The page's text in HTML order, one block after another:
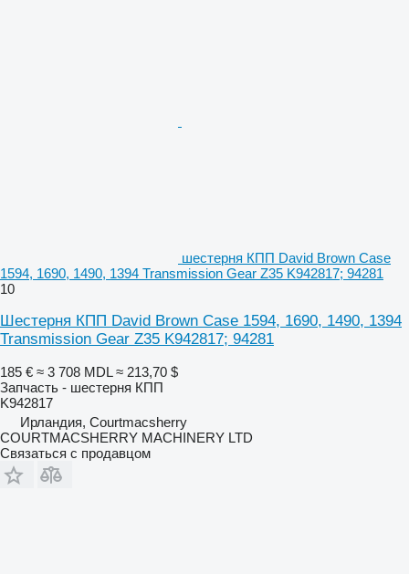
шестерня КПП David Brown Case
1594, 1690, 1490, 1394 Transmission Gear Z35 K942817; 94281
10
Шестерня КПП David Brown Case 1594, 1690, 1490, 1394
Transmission Gear Z35 K942817; 94281
185 € ≈ 3 708 MDL ≈ 213,70 $
Запчасть - шестерня КПП
K942817
Ирландия, Courtmacsherry
COURTMACSHERRY MACHINERY LTD
Связаться с продавцом